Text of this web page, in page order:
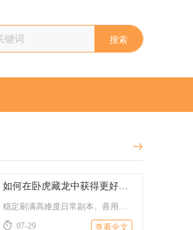
搜索
07-29
查看全文